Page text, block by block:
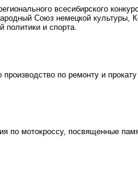
всесибирского
Союз немецкой культуры,
политики и спорта.
по ремонту и прокату
по мотокроссу, посвященные